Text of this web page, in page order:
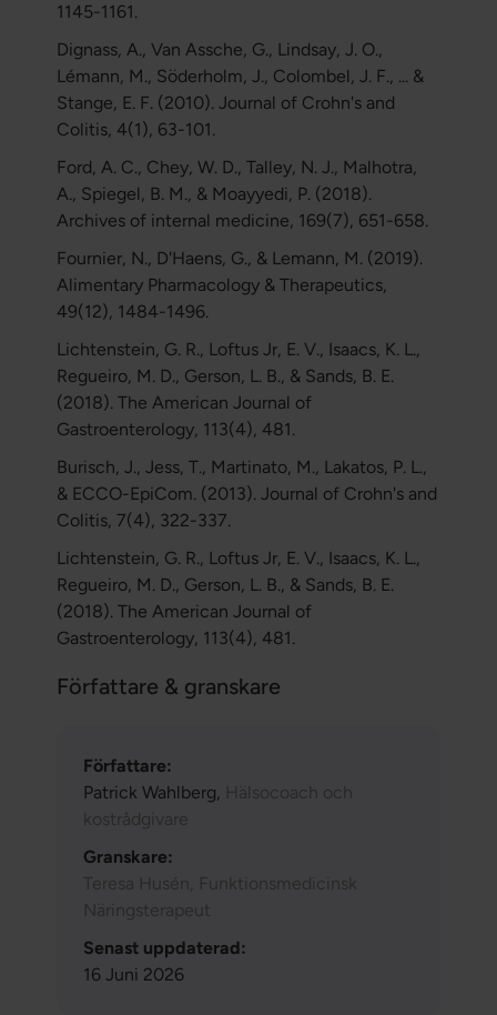
1145-1161.
Dignass, A., Van Assche, G., Lindsay, J. O.,
Lémann, M., Söderholm, J., Colombel, J. F., ... &
Stange, E. F. (2010). Journal of Crohn's and
Colitis, 4(1), 63-101.
Ford, A. C., Chey, W. D., Talley, N. J., Malhotra,
A., Spiegel, B. M., & Moayyedi, P. (2018).
Archives of internal medicine, 169(7), 651-658.
Fournier, N., D'Haens, G., & Lemann, M. (2019).
Alimentary Pharmacology & Therapeutics,
49(12), 1484-1496.
Lichtenstein, G. R., Loftus Jr, E. V., Isaacs, K. L.,
Regueiro, M. D., Gerson, L. B., & Sands, B. E.
(2018). The American Journal of
Gastroenterology, 113(4), 481.
Burisch, J., Jess, T., Martinato, M., Lakatos, P. L.,
& ECCO-EpiCom. (2013). Journal of Crohn's and
Colitis, 7(4), 322-337.
Lichtenstein, G. R., Loftus Jr, E. V., Isaacs, K. L.,
Regueiro, M. D., Gerson, L. B., & Sands, B. E.
(2018). The American Journal of
Gastroenterology, 113(4), 481.
Författare & granskare
Författare:
Patrick Wahlberg,
Hälsocoach och
kostrådgivare
Granskare:
Teresa Husén, Funktionsmedicinsk
Näringsterapeut
Senast uppdaterad:
16 Juni 2026